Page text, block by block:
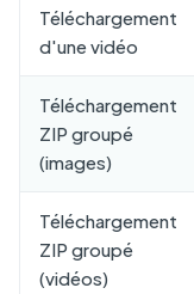
Téléchargement
d'une vidéo
Téléchargement
ZIP groupé
(images)
Téléchargement
ZIP groupé
(vidéos)